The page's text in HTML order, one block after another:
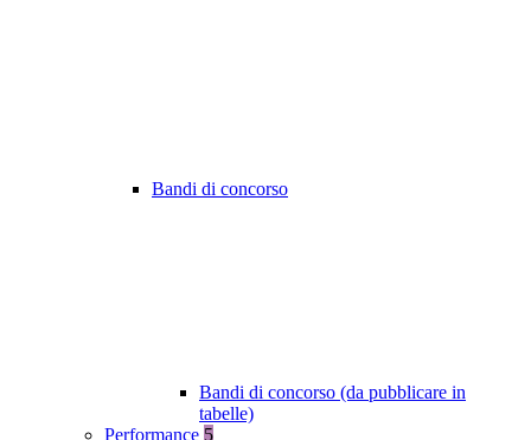
Bandi di concorso
Bandi di concorso (da pubblicare in
tabelle)
Performance 5